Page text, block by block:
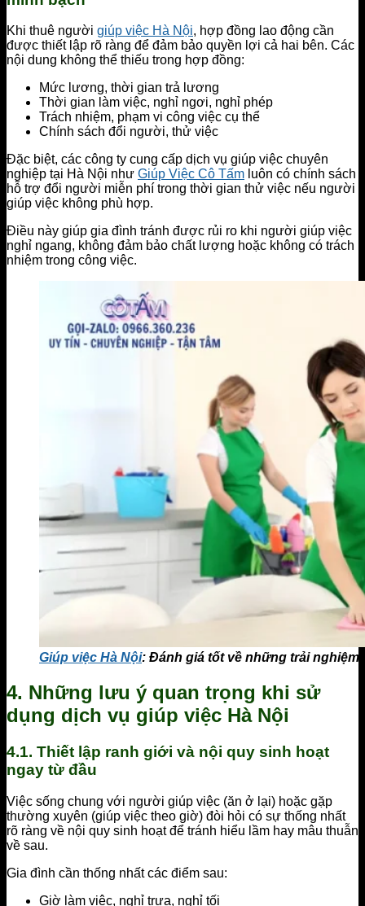
Khi thuê người giúp việc Hà Nội, hợp đồng lao động cần
được thiết lập rõ ràng để đảm bảo quyền lợi cả hai bên. Các
nội dung không thể thiếu trong hợp đồng:
Mức lương, thời gian trả lương
Thời gian làm việc, nghỉ ngơi, nghỉ phép
Trách nhiệm, phạm vi công việc cụ thể
Chính sách đổi người, thử việc
Đặc biệt, các công ty cung cấp dịch vụ giúp việc chuyên
nghiệp tại Hà Nội như Giúp Việc Cô Tấm luôn có chính sách
hỗ trợ đổi người miễn phí trong thời gian thử việc nếu người
giúp việc không phù hợp.
Điều này giúp gia đình tránh được rủi ro khi người giúp việc
nghỉ ngang, không đảm bảo chất lượng hoặc không có trách
nhiệm trong công việc.
Giúp việc Hà Nội: Đánh giá tốt về những trải nghiệm
4. Những lưu ý quan trọng khi sử
dụng dịch vụ giúp việc Hà Nội
4.1. Thiết lập ranh giới và nội quy sinh hoạt
ngay từ đầu
Việc sống chung với người giúp việc (ăn ở lại) hoặc gặp
thường xuyên (giúp việc theo giờ) đòi hỏi có sự thống nhất
rõ ràng về nội quy sinh hoạt để tránh hiểu lầm hay mâu thuẫn
về sau.
Gia đình cần thống nhất các điểm sau:
Giờ làm việc, nghỉ trưa, nghỉ tối